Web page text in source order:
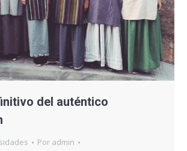
del auténtico
Por admin